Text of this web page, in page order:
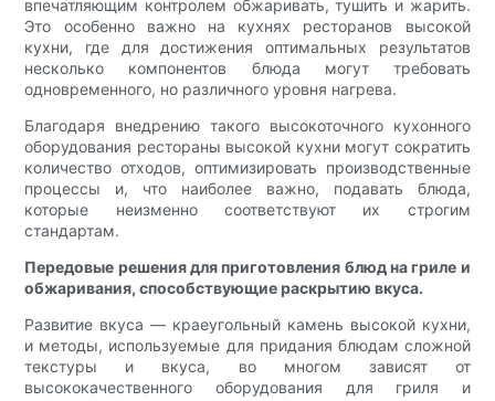
впечатляющим контролем обжаривать, тушить и жарить.
Это особенно важно на кухнях ресторанов высокой
кухни, где для достижения оптимальных результатов
несколько компонентов блюда могут требовать
одновременного, но различного уровня нагрева.
Благодаря внедрению такого высокоточного кухонного
оборудования рестораны высокой кухни могут сократить
количество отходов, оптимизировать производственные
процессы и, что наиболее важно, подавать блюда,
которые неизменно соответствуют их строгим
стандартам.
Передовые решения для приготовления блюд на гриле и
обжаривания, способствующие раскрытию вкуса.
Развитие вкуса — краеугольный камень высокой кухни,
и методы, используемые для придания блюдам сложной
текстуры и вкуса, во многом зависят от
высококачественного оборудования для гриля и